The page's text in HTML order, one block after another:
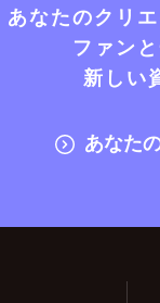
あなたのクリ
ファン
新しい
あなた